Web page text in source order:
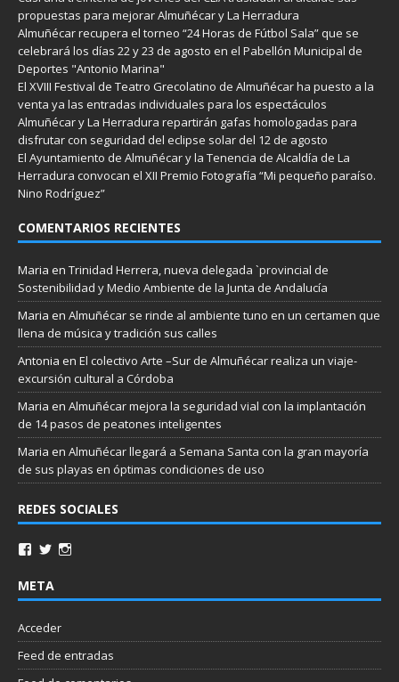
propuestas para mejorar Almuñécar y La Herradura
Almuñécar recupera el torneo “24 Horas de Fútbol Sala” que se
celebrará los días 22 y 23 de agosto en el Pabellón Municipal de
Deportes "Antonio Marina"
El XVIII Festival de Teatro Grecolatino de Almuñécar ha puesto a la
venta ya las entradas individuales para los espectáculos
Almuñécar y La Herradura repartirán gafas homologadas para
disfrutar con seguridad del eclipse solar del 12 de agosto
El Ayuntamiento de Almuñécar y la Tenencia de Alcaldía de La
Herradura convocan el XII Premio Fotografía “Mi pequeño paraíso.
Nino Rodríguez”
COMENTARIOS RECIENTES
Maria en Trinidad Herrera, nueva delegada `provincial de
Sostenibilidad y Medio Ambiente de la Junta de Andalucía
Maria en Almuñécar se rinde al ambiente tuno en un certamen que
llena de música y tradición sus calles
Antonia en El colectivo Arte –Sur de Almuñécar realiza un viaje-
excursión cultural a Córdoba
Maria en Almuñécar mejora la seguridad vial con la implantación
de 14 pasos de peatones inteligentes
Maria en Almuñécar llegará a Semana Santa con la gran mayoría
de sus playas en óptimas condiciones de uso
REDES SOCIALES
META
Acceder
Feed de entradas